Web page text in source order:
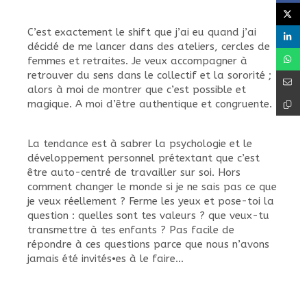
C’est exactement le shift que j’ai eu quand j’ai
décidé de me lancer dans des ateliers, cercles de
femmes et retraites. Je veux accompagner à
retrouver du sens dans le collectif et la sororité ;
alors à moi de montrer que c’est possible et
magique. A moi d’être authentique et congruente.
La tendance est à sabrer la psychologie et le
développement personnel prétextant que c’est
être auto-centré de travailler sur soi. Hors
comment changer le monde si je ne sais pas ce que
je veux réellement ? Ferme les yeux et pose-toi la
question : quelles sont tes valeurs ? que veux-tu
transmettre à tes enfants ? Pas facile de
répondre à ces questions parce que nous n’avons
jamais été invités•es à le faire…